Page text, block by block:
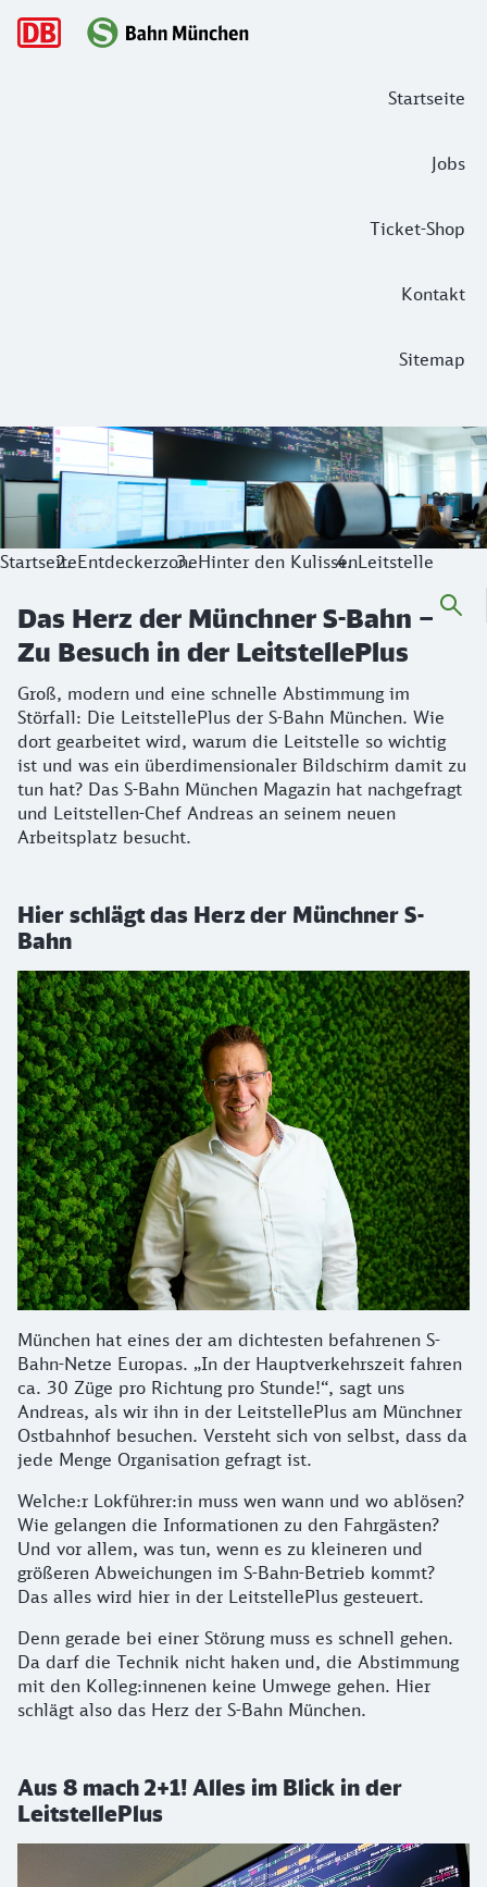
Startseite
Jobs
Ticket-Shop
Kontakt
Sitemap
Hauptnavigation
Das Herz der Münchner S-Bahn – Zu
Groß, modern und eine schnelle Abstimmung im Störfall:
StartseiteEntdeckerzoneHinter den KulissenLeitstelle
Das Herz der Münchner S-Bahn –
Zu Besuch in der LeitstellePlus
Groß, modern und eine schnelle Abstimmung im
Störfall: Die LeitstellePlus der S-Bahn München. Wie
dort gearbeitet wird, warum die Leitstelle so wichtig
ist und was ein überdimensionaler Bildschirm damit zu
tun hat? Das S-Bahn München Magazin hat nachgefragt
und Leitstellen-Chef Andreas an seinem neuen
Arbeitsplatz besucht.
Hier schlägt das Herz der Münchner S-
Bahn
München hat eines der am dichtesten befahrenen S-
Bahn-Netze Europas. „In der Hauptverkehrszeit fahren
ca. 30 Züge pro Richtung pro Stunde!“, sagt uns
Andreas, als wir ihn in der LeitstellePlus am Münchner
Ostbahnhof besuchen. Versteht sich von selbst, dass da
jede Menge Organisation gefragt ist.
Welche:r Lokführer:in muss wen wann und wo ablösen?
Wie gelangen die Informationen zu den Fahrgästen?
Und vor allem, was tun, wenn es zu kleineren und
größeren Abweichungen im S-Bahn-Betrieb kommt?
Das alles wird hier in der LeitstellePlus gesteuert.
Denn gerade bei einer Störung muss es schnell gehen.
Da darf die Technik nicht haken und, die Abstimmung
mit den Kolleg:innenen keine Umwege gehen. Hier
schlägt also das Herz der S-Bahn München.
Aus 8 mach 2+1! Alles im Blick in der
LeitstellePlus